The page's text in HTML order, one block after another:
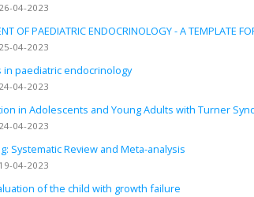
04-2023
OF PAEDIATRIC ENDOCRINOLOGY - A TEMPLATE
04-2023
paediatric endocrinology
04-2023
in Adolescents and Young Adults with Turner
04-2023
Systematic Review and Meta-analysis
04-2023
of the child with growth failure